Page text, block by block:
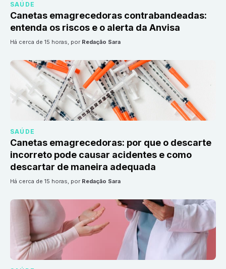
SAÚDE
Canetas emagrecedoras contrabandeadas:
entenda os riscos e o alerta da Anvisa
há cerca de 15 horas, por Redação Sara
SAÚDE
Canetas emagrecedoras: por que o descarte
incorreto pode causar acidentes e como
descartar de maneira adequada
há cerca de 15 horas, por Redação Sara